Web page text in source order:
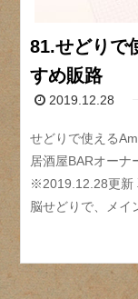
81.せどりで
すめ販路
2019.12.28
せどりで使える
居酒屋BARオーナ
※2019.12.28更新
脳せどりで、メイ